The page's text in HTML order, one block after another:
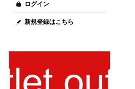
ログイン
新規登録はこちら